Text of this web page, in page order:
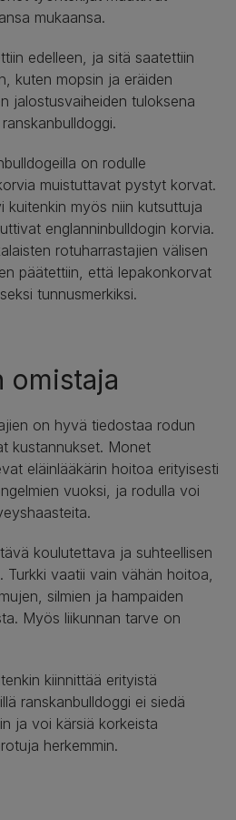
mukaansa.
edelleen, ja sitä saatettiin
kuten mopsin ja eräiden
jalostusvaiheiden tuloksena
on rodulle
muistuttavat pystyt korvat.
kuitenkin myös niin kutsuttuja
englanninbulldogin korvia.
rotuharrastajien välisen
päätettiin, että lepakonkorvat
tunnusmerkiksi.
omistaja
on hyvä tiedostaa rodun
kustannukset. Monet
eläinlääkärin hoitoa erityisesti
vuoksi, ja rodulla voi
koulutettava ja suhteellisen
Turkki vaatii vain vähän hoitoa,
silmien ja hampaiden
Myös liikunnan tarve on
kiinnittää erityistä
ranskanbulldoggi ei siedä
ja voi kärsiä korkeista
herkemmin.